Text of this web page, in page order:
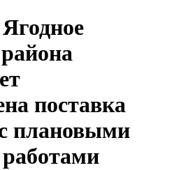
поставка
плановыми